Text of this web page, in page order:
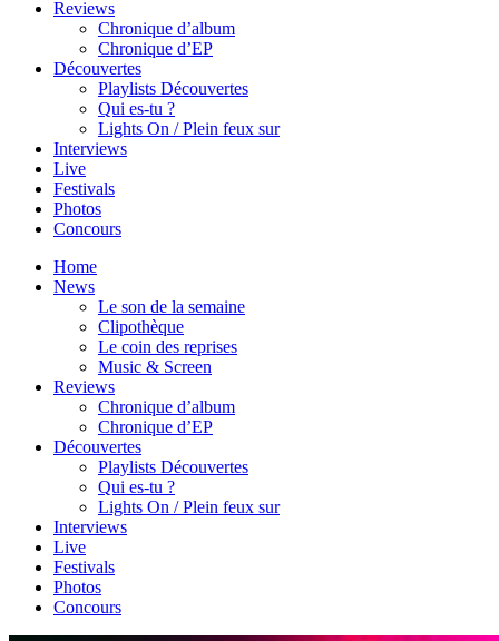
Reviews
Chronique d’album
Chronique d’EP
Découvertes
Playlists Découvertes
Qui es-tu ?
Lights On / Plein feux sur
Interviews
Live
Festivals
Photos
Concours
Home
News
Le son de la semaine
Clipothèque
Le coin des reprises
Music & Screen
Reviews
Chronique d’album
Chronique d’EP
Découvertes
Playlists Découvertes
Qui es-tu ?
Lights On / Plein feux sur
Interviews
Live
Festivals
Photos
Concours